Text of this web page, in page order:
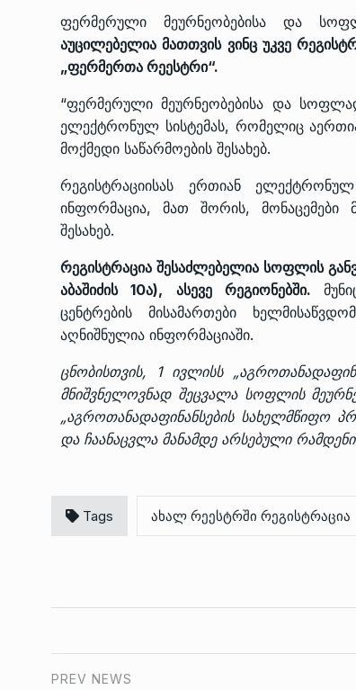
ფერმერული მეურნეობებისა და
აუცილებელია მათთვის ვინც უკვე
„ფერმერთა რეესტრი“.
“ფერმერული მეურნეობებისა და
ელექტრონულ სისტემას, რომელიც
მოქმედი საწარმოების შესახებ.
რეგისტრაციისას ერთიან ელექტრონულ
ინფორმაცია, მათ შორის, მონაცემები
შესახებ.
რეგისტრაცია შესაძლებელია სოფლის
აბაშიძის 10ა), ასევე რეგიონებში.
ცენტრების მისამართები
აღნიშნულია ინფორმაციაში.
ცნობისთვის, 1 ივლისს
მნიშვნელოვნად შეცვალა სოფლის
„აგროთანადაფინანსების სახელმწიფო
და ჩაანაცვლა მანამდე არსებული
Tags ახალ რეესტრში რეგისტრაცია
PREV NEWS
10
სახელობის
ბალეტის…